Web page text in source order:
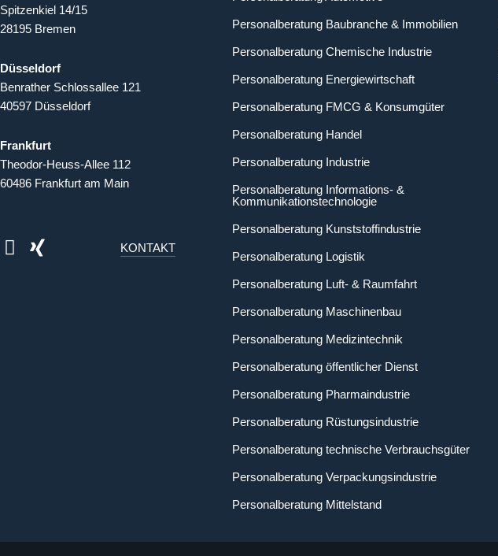
Spitzenkiel 14/15
28195 Bremen
Düsseldorf
Benrather Schlossallee 121
40597 Düsseldorf
Frankfurt
Theodor-Heuss-Allee 112
60486 Frankfurt am Main
KONTAKT
Personalberatung Baubranche & Immobilien
Personalberatung Chemische Industrie
Personalberatung Energiewirtschaft
Personalberatung FMCG & Konsumgüter
Personalberatung Handel
Personalberatung Industrie
Personalberatung Informations- &
Kommunikationstechnologie
Personalberatung Kunststoffindustrie
Personalberatung Logistik
Personalberatung Luft- & Raumfahrt
Personalberatung Maschinenbau
Personalberatung Medizintechnik
Personalberatung öffentlicher Dienst
Personalberatung Pharmaindustrie
Personalberatung Rüstungsindustrie
Personalberatung technische Verbrauchsgüter
Personalberatung Verpackungsindustrie
Personalberatung Mittelstand